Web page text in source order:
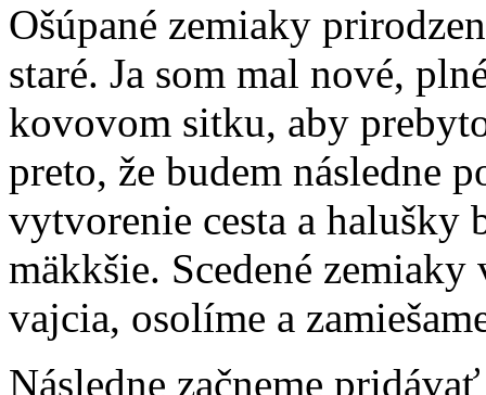
Ošúpané zemiaky
staré. Ja som mal nové,
kovovom sitku, aby
preto, že budem následne
vytvorenie cesta a halušky
mäkkšie. Scedené
vajcia, osolíme a
Následne začneme